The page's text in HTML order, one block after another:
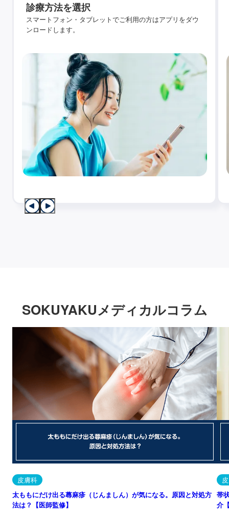
診療方法を選択
スマートフォン・タブレットでご利用の方はアプリをダウ
ンロードします。
SOKUYAKUメディカルコラム
皮膚科
太ももにだけ出る蕁麻疹（じんましん）が気になる。原因と対処方
法は？【医師監修】
帯
介